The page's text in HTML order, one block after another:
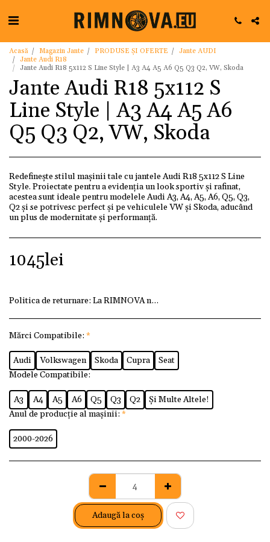
Acasă Magazin Jante PRODUSE ȘI OFERTE
Jante AUDI
Jante Audi R18
Jante Audi R18 5x112 S Line Style | A3 A4 A5 A6 Q5 Q3 Q2, VW, Skoda
Jante Audi R18 5x112 S
Line Style | A3 A4 A5 A6
Q5 Q3 Q2, VW, Skoda
Redefinește stilul mașinii tale cu jantele Audi R18 5x112 S Line
Style. Proiectate pentru a evidenția un look sportiv și rafinat,
acestea sunt ideale pentru modelele Audi A3, A4, A5, A6, Q5, Q3,
Q2 și se potrivesc perfect și pe vehiculele VW și Skoda, aducând
un plus de modernitate și performanță.
1045lei
Politica de returnare: La RIMNOVA ne dorim ca fiecare
Mărci Compatibile: *
Audi Volkswagen Skoda Cupra
Seat
Modele Compatibile:
A3 A4 A5 A6 Q5 Q3 Q2
Și Multe Altele!
Anul de producție al mașinii: *
2000-2026
Adaugă la coş